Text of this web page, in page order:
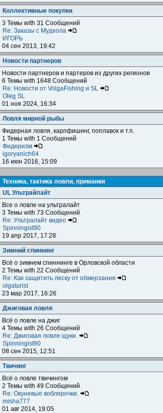
Коллективные покупки
3 Темы with 31 Сообщений
Re: Заказы с Мудхола
ИГОРЬ
04 сен 2013, 19:42
Новости партнеров
Новости партнеров и партеров из других регионов
6 Темы with 1648 Сообщений
Re: Новости от VolgaFishing и SL
Oleg SL
01 ноя 2024, 16:34
Ловля мирной рыбы
Фидерная ловля, карпфишинг, поплавок и т.п.
1 Темы with 1 Сообщений
Фидеризм
igoryanich64
16 июн 2016, 15:09
Техника, тактика ловли, приманки
UL Ультрайлайт
Все о ловле на ультралайт
3 Темы with 73 Сообщений
Re: Ультралайт видео
Spinningist90
19 апр 2017, 17:28
Зимний спиннинг
Всё о зимнем спиннинге в Орловской области
2 Темы with 22 Сообщений
Re: Как защитить леску от обмерзания
olgaturist
23 мар 2017, 16:26
Джиговая ловля
Всё о ловле на джиг
4 Темы with 26 Сообщений
Re: Джиговая ловля щуки.
Spinningist90
08 сен 2015, 12:51
Твичинг
Всё о ловле твичингом
2 Темы with 49 Сообщений
Re: Окуневые воблерочки.
misha777
01 авг 2014, 19:05